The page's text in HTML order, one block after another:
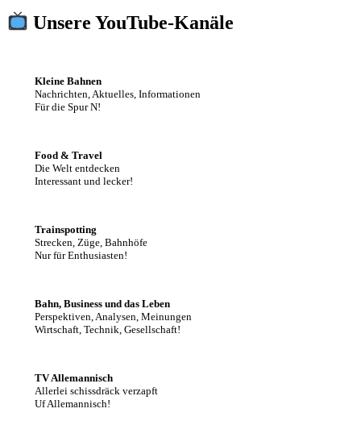
Unsere YouTube-Kanäle
Kleine Bahnen
Nachrichten, Aktuelles, Informationen
Für die Spur N!
Food & Travel
Die Welt entdecken
Interessant und lecker!
Trainspotting
Strecken, Züge, Bahnhöfe
Nur für Enthusiasten!
Bahn, Business und das Leben
Perspektiven, Analysen, Meinungen
Wirtschaft, Technik, Gesellschaft!
TV Allemannisch
Allerlei schissdräck verzapft
Uf Allemannisch!